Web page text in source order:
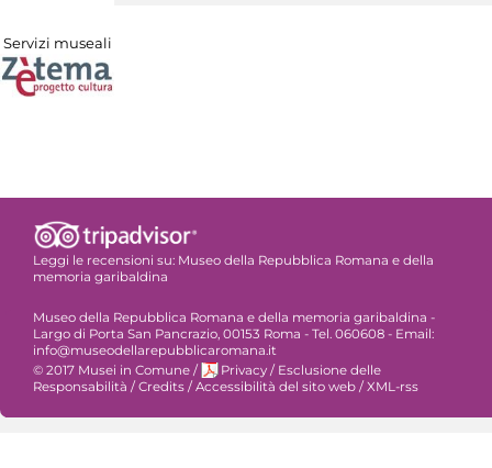
Servizi museali
Leggi le recensioni su: Museo della Repubblica Romana e della
memoria garibaldina
Museo della Repubblica Romana e della memoria garibaldina -
Largo di Porta San Pancrazio, 00153 Roma - Tel. 060608 - Email:
info@museodellarepubblicaromana.it
© 2017 Musei in Comune / Privacy / Esclusione delle
Responsabilità / Credits / Accessibilità del sito web / XML-rss